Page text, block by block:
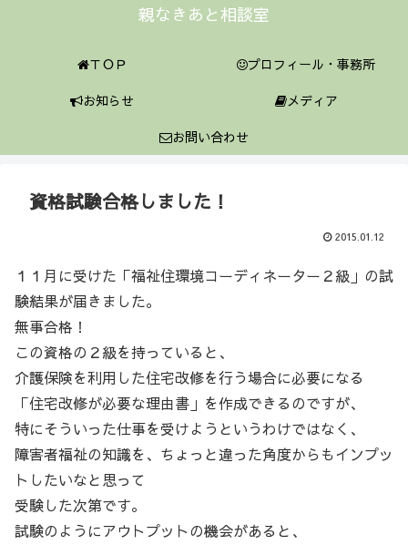
親なきあと相談室
ＴＯＰ
プロフィール・事務所
お知らせ
メディア
お問い合わせ
資格試験合格しました！
2015.01.12
１１月に受けた「福祉住環境コーディネーター２級」の試
験結果が届きました。
無事合格！
この資格の２級を持っていると、
介護保険を利用した住宅改修を行う場合に必要になる
「住宅改修が必要な理由書」を作成できるのですが、
特にそういった仕事を受けようというわけではなく、
障害者福祉の知識を、ちょっと違った角度からもインプッ
トしたいなと思って
受験した次第です。
試験のようにアウトプットの機会があると、